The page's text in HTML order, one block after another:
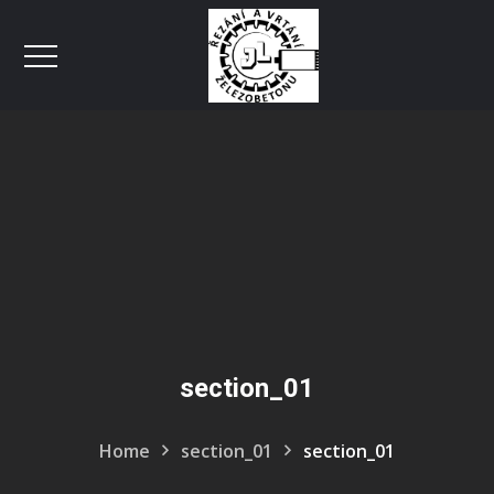
section_01
Home section_01 section_01